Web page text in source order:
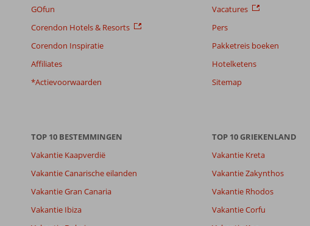
GOfun
Corendon Hotels & Resorts
Corendon Inspiratie
Affiliates
*Actievoorwaarden
Vacatures
Pers
Pakketreis boeken
Hotelketens
Sitemap
TOP 10 BESTEMMINGEN
Vakantie Kaapverdië
Vakantie Canarische eilanden
Vakantie Gran Canaria
Vakantie Ibiza
TOP 10 GRIEKENLAND
Vakantie Kreta
Vakantie Zakynthos
Vakantie Rhodos
Vakantie Corfu